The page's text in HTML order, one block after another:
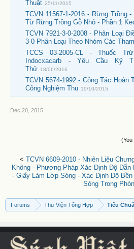
Thuật 25/11/2015
TCVN 11567-1-2016 - Rừng Trồng
Từ Rừng Trồng Gỗ Nhỏ - Phần 1
TCVN 7921-3-0-2008 - Phân Loại
3-0 Phân Loại Theo Nhóm Các
TCCS 03-2005-CL - Thuốc
Indocxacarb - Yêu Cầu Kỹ
Thử 18/06/2016
TCVN 5674-1992 - Công Tác Hoàn
Công Nghiệm Thu 19/10/2015
Dec 20, 2015
(You
< TCVN 6609-2010 - Nhiên Liệu
Không - Phương Pháp Xác Định Độ Dẫn
- Giấy Làm Lớp Sóng - Xác Định Độ
Sóng Trong
Forums Thư Viện Tổng Hợp Tiêu